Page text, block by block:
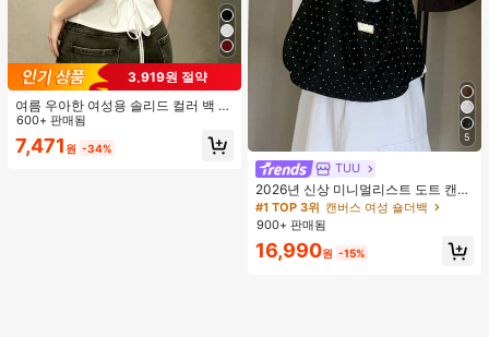
3,919원 절약
여름 우아한 여성용 솔리드 컬러 백 타
이 셔츠 (참고: 가볍고 통기성 있는 얇
은 스타일) 허리 드로스트링 디자인 화
이트, 조용한 럭셔리
600+ 판매됨
7,471 원 -34%
5
TUU
2026년 신상 미니멀리스트 도트 캔버
스 토트백, 대용량 캐주얼 다용도 통근
숄더 핸드백
#1 TOP 3위 캔버스 여성 숄더백
900+ 판매됨
16,990원 -15%